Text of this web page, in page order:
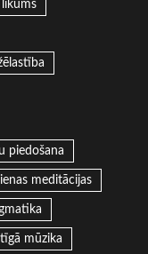
likums
piedošana
meditācijas
mūzika